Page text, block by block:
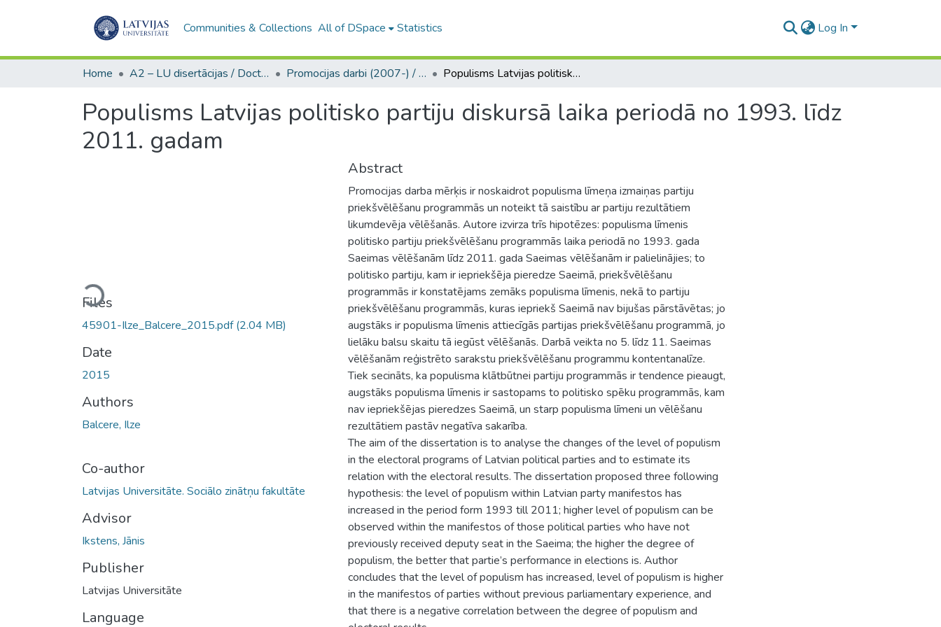
Communities & Collections All of DSpace Statistics Log In
Home A2 – LU disertācijas / Doctoral theses UL Promocijas darbi (2007-) / Theses PhD Populisms Latvijas politisko partiju diskursā laika periodā no 1993. līdz 2011. gadam
Populisms Latvijas politisko partiju diskursā laika periodā no 1993. līdz
2011. gadam
Loading...
Files
45901-Ilze_Balcere_2015.pdf(2.04 MB)
Date
2015
Authors
Balcere, Ilze
Co-author
Latvijas Universitāte. Sociālo zinātņu fakultāte
Advisor
Ikstens, Jānis
Publisher
Latvijas Universitāte
Language
Abstract
Promocijas darba mērķis ir noskaidrot populisma līmeņa izmaiņas partiju
priekšvēlēšanu programmās un noteikt tā saistību ar partiju rezultātiem
likumdevēja vēlēšanās. Autore izvirza trīs hipotēzes: populisma līmenis
politisko partiju priekšvēlēšanu programmās laika periodā no 1993. gada
Saeimas vēlēšanām līdz 2011. gada Saeimas vēlēšanām ir palielinājies; to
politisko partiju, kam ir iepriekšēja pieredze Saeimā, priekšvēlēšanu
programmās ir konstatējams zemāks populisma līmenis, nekā to partiju
priekšvēlēšanu programmās, kuras iepriekš Saeimā nav bijušas pārstāvētas; jo
augstāks ir populisma līmenis attiecīgās partijas priekšvēlēšanu programmā, jo
lielāku balsu skaitu tā iegūst vēlēšanās. Darbā veikta no 5. līdz 11. Saeimas
vēlēšanām reģistrēto sarakstu priekšvēlēšanu programmu kontentanalīze.
Tiek secināts, ka populisma klātbūtnei partiju programmās ir tendence pieaugt,
augstāks populisma līmenis ir sastopams to politisko spēku programmās, kam
nav iepriekšējas pieredzes Saeimā, un starp populisma līmeni un vēlēšanu
rezultātiem pastāv negatīva sakarība.
The aim of the dissertation is to analyse the changes of the level of populism
in the electoral programs of Latvian political parties and to estimate its
relation with the electoral results. The dissertation proposed three following
hypothesis: the level of populism within Latvian party manifestos has
increased in the period form 1993 till 2011; higher level of populism can be
observed within the manifestos of those political parties who have not
previously received deputy seat in the Saeima; the higher the degree of
populism, the better that partie’s performance in elections is. Author
concludes that the level of populism has increased, level of populism is higher
in the manifestos of parties without previous parliamentary experience, and
that there is a negative correlation between the degree of populism and